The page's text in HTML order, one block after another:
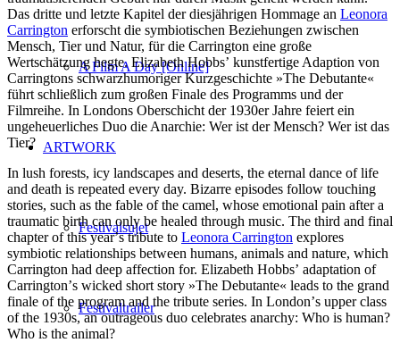
A Film A Day [Online]
ARTWORK
Festivalsujet
Festivaltrailer
Das dritte und letzte Kapitel der diesjährigen Hommage an Leonora
Carrington erforscht die symbiotischen Beziehungen zwischen
Mensch, Tier und Natur, für die Carrington eine große
Wertschätzung hegte. Elizabeth Hobbsʼ kunstfertige Adaption von
Carringtons schwarzhumoriger Kurzgeschichte »The Debutante«
führt schließlich zum großen Finale des Programms und der
Filmreihe. In Londons Oberschicht der 1930er Jahre feiert ein
ungeheuerliches Duo die Anarchie: Wer ist der Mensch? Wer ist das
Tier?
In lush forests, icy landscapes and deserts, the eternal dance of life
and death is repeated every day. Bizarre episodes follow touching
stories, such as the fable of the camel, whose emotional pain after a
traumatic birth can only be healed through music. The third and final
chapter of this yearʼs tribute to Leonora Carrington explores
symbiotic relationships between humans, animals and nature, which
Carrington had deep affection for. Elizabeth Hobbsʼ adaptation of
Carringtonʼs wicked short story »The Debutante« leads to the grand
finale of the program and the tribute series. In Londonʼs upper class
of the 1930s, an outrageous duo celebrates anarchy: Who is human?
Who is the animal?